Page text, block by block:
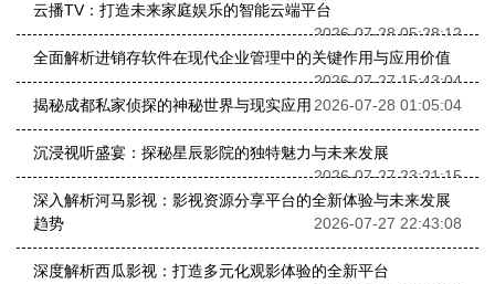
云播TV：打造未来家庭娱乐的智能云端平台
2026-07-28 05:28:12
全面解析进销存软件在现代企业管理中的关键作用与应用价值
2026-07-27 15:43:04
揭秘成都私家侦探的神秘世界与现实应用 2026-07-28 01:05:04
沉浸视听盛宴：探秘星辰影院的独特魅力与未来发展
2026-07-27 23:21:15
深入解析河马影视：影视资源分享平台的全新体验与未来发展
趋势
2026-07-27 22:43:08
深度解析西瓜影视：打造多元化观影体验的全新平台